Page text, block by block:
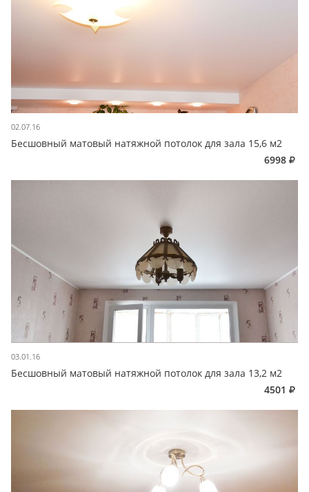
02.07.16
Бесшовный матовый натяжной потолок для зала 15,6 м2
6998
03.01.16
Бесшовный матовый натяжной потолок для зала 13,2 м2
4501